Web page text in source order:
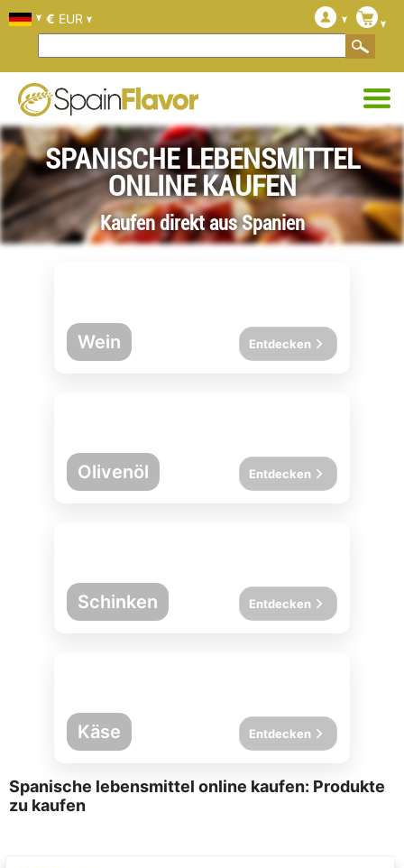
SPANISCHE LEBENSMITTEL
ONLINE KAUFEN
Kaufen direkt aus Spanien
Wein Entdecken
Olivenöl Entdecken
Schinken Entdecken
Käse Entdecken
Spanische lebensmittel online kaufen: Produkte
zu kaufen
€ EUR